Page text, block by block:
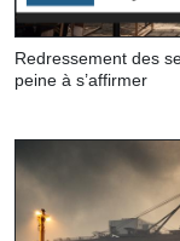
Redressement des
peine à s’affirmer